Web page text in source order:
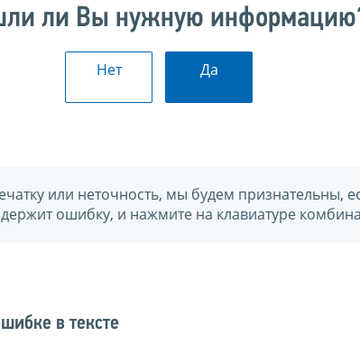
ли Вы нужную
Нет Да
или неточность, мы будем признательны,
ошибку, и нажмите на клавиатуре
в тексте